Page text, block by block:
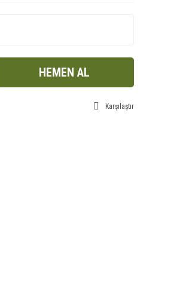
HEMEN AL
Karşılaştır